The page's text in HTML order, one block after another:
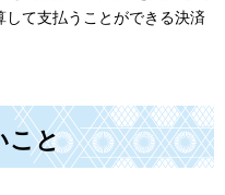
て支払うことができる決済
こと